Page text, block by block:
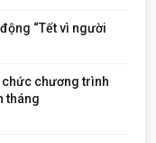
“Tết vì người
chức chương trình
tháng